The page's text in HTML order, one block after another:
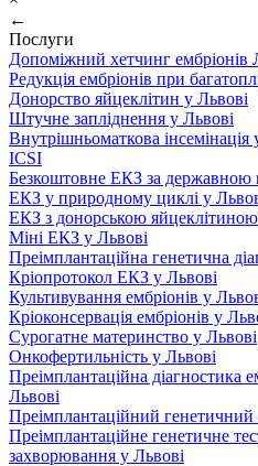
←
Послуги
Допоміжний хетчинг ембріонів
Редукція ембріонів при
Донорство яйцеклітин у Львові
Штучне запліднення у Львові
Внутрішньоматкова інсемінація
ICSI
Безкоштовне ЕКЗ за державною
ЕКЗ у природному циклі у
ЕКЗ з донорською
Міні ЕКЗ у Львові
Преімплантаційна генетична
Кріопротокол ЕКЗ у Львові
Культивування ембріонів у
Кріоконсервація ембріонів у
Сурогатне материнство у Львові
Онкофертильність у Львові
Преімплантаційна діагностика
Львові
Преімплантаційний генетичний
Преімплантаційне генетичне
захворювання у Львові